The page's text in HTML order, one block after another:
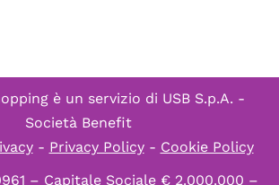
è un servizio di USB S.p.A. -
Società Benefit
- Privacy Policy- Cookie Policy
– Capitale Sociale € 2.000.000 –